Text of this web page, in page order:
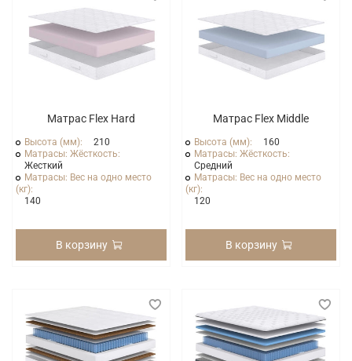
Матрас Flex Hard
Высота (мм):
210
Матрасы: Жёсткость:
Жесткий
Матрасы: Вес на одно место
(кг):
140
В корзину
Матрас Flex Middle
Высота (мм):
160
Матрасы: Жёсткость:
Средний
Матрасы: Вес на одно место
(кг):
120
В корзину